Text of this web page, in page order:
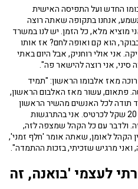
החדש ועל התפיסה האישית
אנחנו בתקופה שאתה רוצה
מוציא מלא, כל הזמן. יש לנו במשרד
הוא קם ואופה לחם? אז אותו
אני אולי רוחניק, אבל היום באתי
סיני, אני רוצה להישאר פה".
מאז אלבומו הראשון: "תמיד
פתאום, עשור מאז האלבום הראשון,
תודה לכל האנשים מהשיר הראשון
שבאו, כשהיו רק 30 איש בבתי קפה, 20 שקל לכרטיס. אני בהתרגשות
ולדבר עם כל הקהל שמצפה לזה,
הקהל לאומן, שאתה אומר 'חלף זמני',
מרגיש שזכיתי, בזכות ההתמדה".
לעצמי 'בואנה, זה